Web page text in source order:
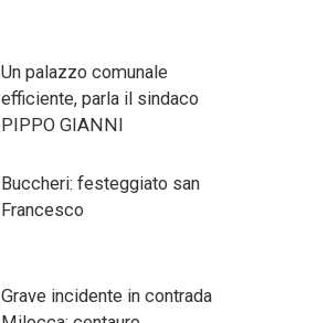
Un palazzo comunale
efficiente, parla il sindaco
PIPPO GIANNI
Buccheri: festeggiato san
Francesco
Grave incidente in contrada